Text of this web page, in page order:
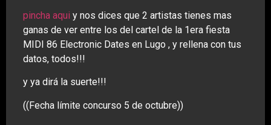
pincha aqui y nos dices que 2 artistas tienes mas
ganas de ver entre los del cartel de la 1era fiesta
MIDI 86 Electronic Dates en Lugo , y rellena con tus
datos, todos!!!
y ya dirá la suerte!!!
((Fecha límite concurso 5 de octubre))